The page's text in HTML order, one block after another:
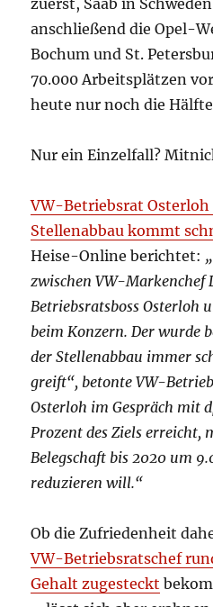
zuerst, Saab in
anschließend die Opel-
Bochum und St.
70.000 Arbeitsplätzen
heute nur noch die
Nur ein Einzelfall?
VW-Betriebsrat
Stellenabbau kommt
Heise-Online berichtet:
zwischen VW-Markenchef
Betriebsratsboss Osterloh
beim Konzern. Der wurde
der Stellenabbau immer
greift“, betonte VW-
Osterloh im Gespräch mit
Prozent des Ziels erreicht,
Belegschaft bis 2020 um
reduzieren will.“
Ob die Zufriedenheit
VW-Betriebsratschef
Gehalt zugesteckt